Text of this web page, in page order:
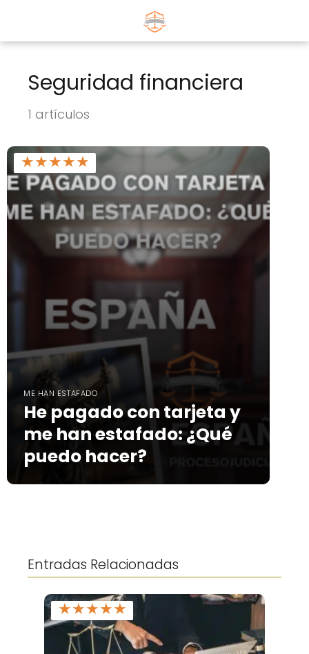
Seguridad financiera
1 artículos
★★★★★
ME HAN ESTAFADO
He pagado con tarjeta y
me han estafado: ¿Qué
puedo hacer?
Entradas Relacionadas
★★★★★